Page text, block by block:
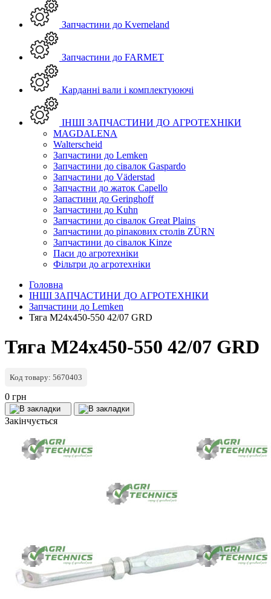
Запчастини до Kverneland
Запчастини до FARMET
Карданні вали і комплектуюючі
ІНШІ ЗАПЧАСТИНИ ДО АГРОТЕХНІКИ
MAGDALENA
Walterscheid
Запчастини до Lemken
Запчастини до сівалок Gaspardo
Запчастини до Väderstad
Запчастни до жаток Capello
Запастини до Geringhoff
Запчастини до Kuhn
Запчастини до сівалок Great Plains
Запчастини до ріпакових столів ZÜRN
Запчастини до сівалок Kinze
Паси до агротехніки
Фільтри до агротехніки
Головна
ІНШІ ЗАПЧАСТИНИ ДО АГРОТЕХНІКИ
Запчастини до Lemken
Тяга M24x450-550 42/07 GRD
Тяга M24x450-550 42/07 GRD
Код товару: 5670403
0 грн
Закінчується